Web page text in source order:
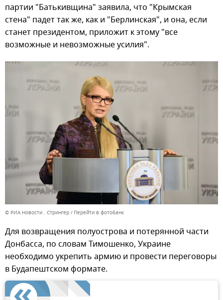
партии "Батькивщина" заявила, что "Крымская
стена" падет так же, как и "Берлинская", и она, если
станет президентом, приложит к этому "все
возможные и невозможные усилия".
© РИА Новости . Стрингер Перейти в фотобанк
Для возвращения полуострова и потерянной части
Донбасса, по словам Тимошенко, Украине
необходимо укрепить армию и провести переговоры
в Будапештском формате.